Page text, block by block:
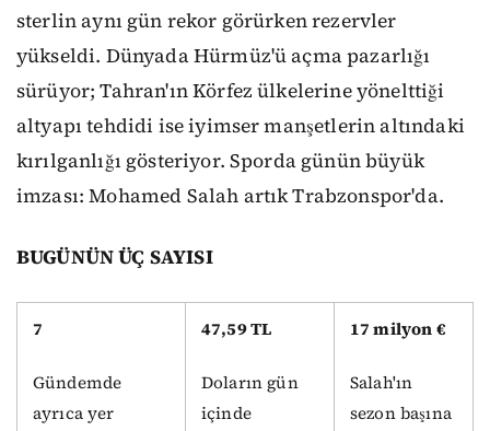
sterlin aynı gün rekor görürken rezervler
yükseldi. Dünyada Hürmüz'ü açma pazarlığı
sürüyor; Tahran'ın Körfez ülkelerine yönelttiği
altyapı tehdidi ise iyimser manşetlerin altındaki
kırılganlığı gösteriyor. Sporda günün büyük
imzası: Mohamed Salah artık Trabzonspor'da.
BUGÜNÜN ÜÇ SAYISI
7
Gündemde
ayrıca yer
47,59 TL
Doların gün
içinde
17 milyon €
Salah'ın
sezon başına